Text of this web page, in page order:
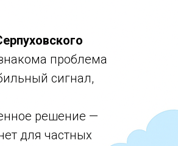
проблема
сигнал,
решение —
для частных